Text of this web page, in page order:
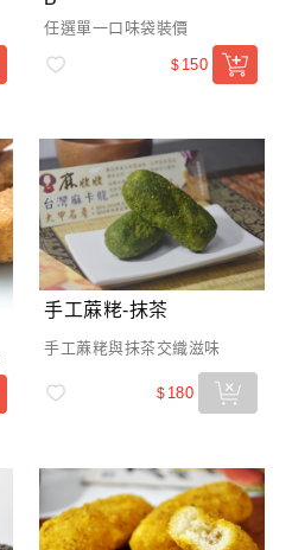
任選單一口味袋裝價
$ 150
手工蔴粩-抹茶
手工蔴粩與抹茶交織滋味
$ 180